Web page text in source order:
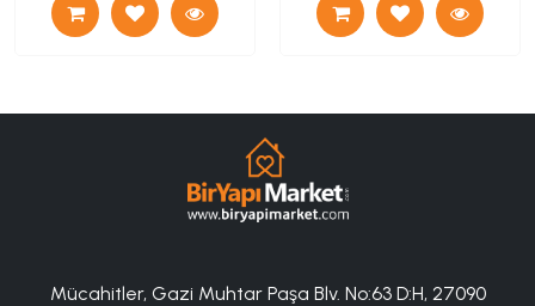
Mücahitler, Gazi Muhtar Paşa Blv. No:63 D:H, 27090